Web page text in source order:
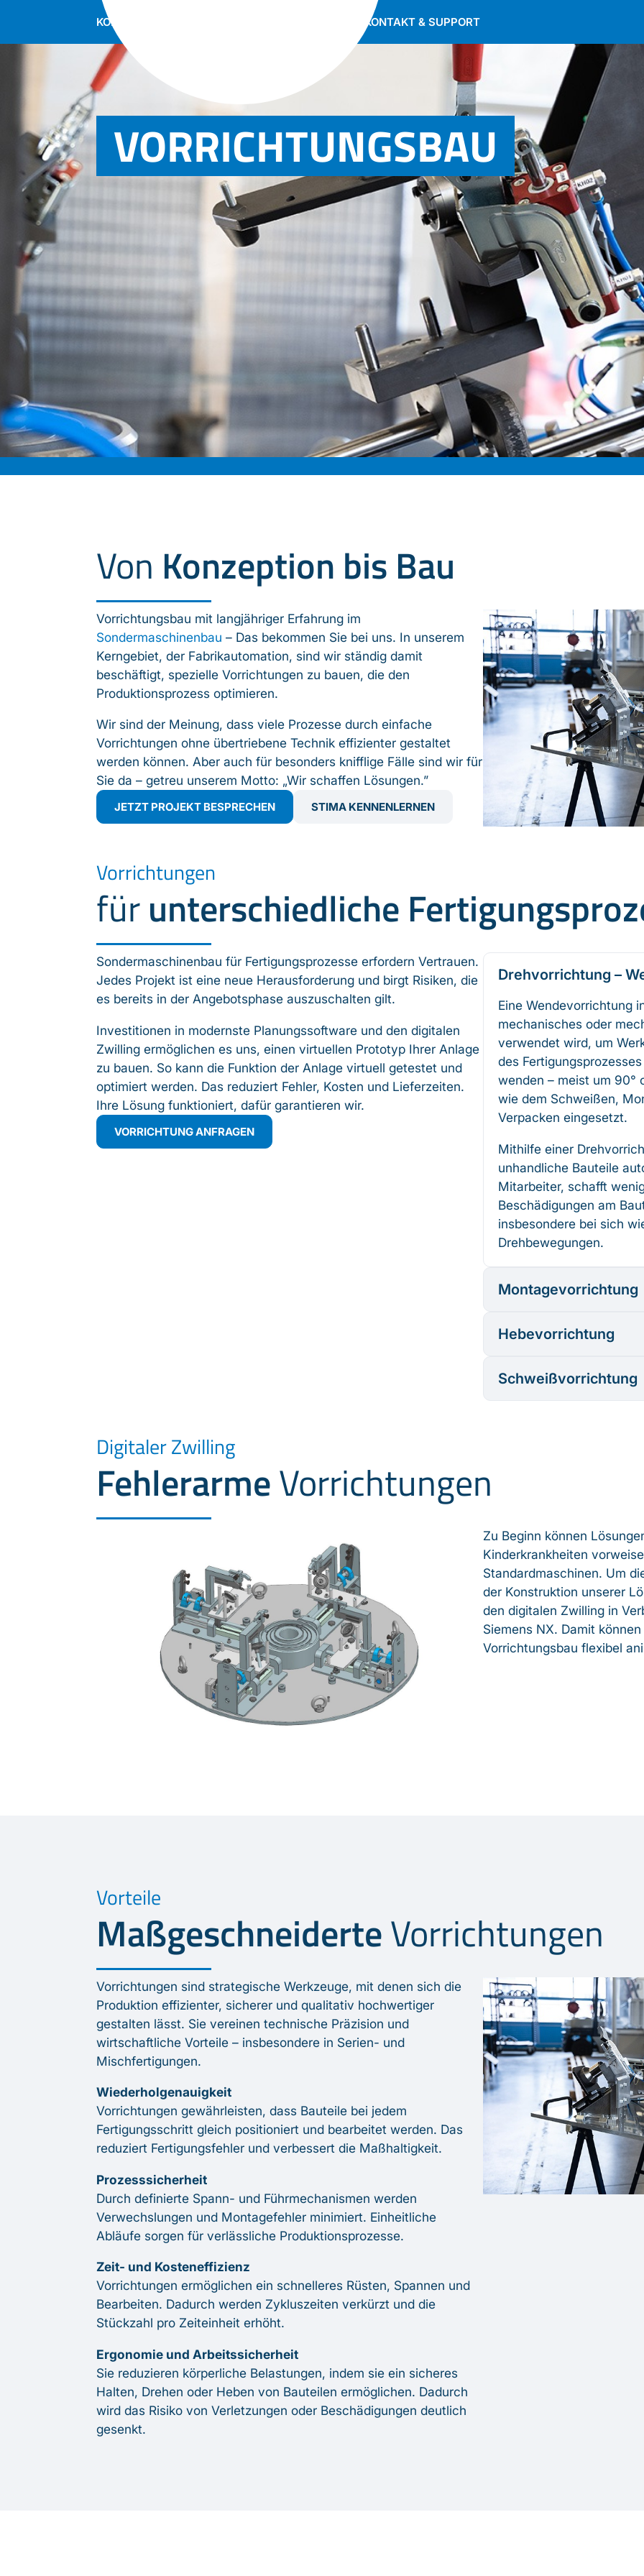
KOMPETENZEN KONTAKT & SUPPORT
VORRICHTUNGSBAU
Von Konzeption bis Bau
Vorrichtungsbau mit langjähriger Erfahrung im
Sondermaschinenbau – Das bekommen Sie bei uns. In unserem
Kerngebiet, der Fabrikautomation, sind wir ständig damit
beschäftigt, spezielle Vorrichtungen zu bauen, die den
Produktionsprozess optimieren.
Wir sind der Meinung, dass viele Prozesse durch einfache
Vorrichtungen ohne übertriebene Technik effizienter gestaltet
werden können. Aber auch für besonders knifflige Fälle sind wir für
Sie da – getreu unserem Motto: „Wir schaffen Lösungen.”
JETZT PROJEKT BESPRECHEN STIMA KENNENLERNEN
Vorrichtungen
fürunterschiedliche
Sondermaschinenbau für Fertigungsprozesse erfordern Vertrauen.
Jedes Projekt ist eine neue Herausforderung und birgt Risiken, die
es bereits in der Angebotsphase auszuschalten gilt.
Investitionen in modernste Planungssoftware und den digitalen
Zwilling ermöglichen es uns, einen virtuellen Prototyp Ihrer Anlage
zu bauen. So kann die Funktion der Anlage virtuell getestet und
optimiert werden. Das reduziert Fehler, Kosten und Lieferzeiten.
Ihre Lösung funktioniert, dafür garantieren wir.
VORRICHTUNG ANFRAGEN
Drehvorrichtung –
Eine Wendevorrichtung
mechanisches oder
verwendet wird, um
des
wenden – meist um 90°
wie dem Schweißen,
Verpacken eingesetzt.
Mithilfe einer
unhandliche Bauteile
Mitarbeiter, schafft
Beschädigungen am
insbesondere bei sich
Drehbewegungen.
Montagevorrichtung
Hebevorrichtung
Schweißvorrichtung
Digitaler Zwilling
FehlerarmeVorrichtungen
Zu Beginn können
Kinderkrankheiten
Standardmaschinen. Um
der Konstruktion unserer
den digitalen Zwilling in
Siemens NX. Damit
Vorrichtungsbau flexibel
Vorteile
MaßgeschneiderteVorrichtungen
Vorrichtungen sind strategische Werkzeuge, mit denen sich die
Produktion effizienter, sicherer und qualitativ hochwertiger
gestalten lässt. Sie vereinen technische Präzision und
wirtschaftliche Vorteile – insbesondere in Serien- und
Mischfertigungen.
Wiederholgenauigkeit
Vorrichtungen gewährleisten, dass Bauteile bei jedem
Fertigungsschritt gleich positioniert und bearbeitet werden. Das
reduziert Fertigungsfehler und verbessert die Maßhaltigkeit.
Prozesssicherheit
Durch definierte Spann- und Führmechanismen werden
Verwechslungen und Montagefehler minimiert. Einheitliche
Abläufe sorgen für verlässliche Produktionsprozesse.
Zeit- und Kosteneffizienz
Vorrichtungen ermöglichen ein schnelleres Rüsten, Spannen und
Bearbeiten. Dadurch werden Zykluszeiten verkürzt und die
Stückzahl pro Zeiteinheit erhöht.
Ergonomie und Arbeitssicherheit
Sie reduzieren körperliche Belastungen, indem sie ein sicheres
Halten, Drehen oder Heben von Bauteilen ermöglichen. Dadurch
wird das Risiko von Verletzungen oder Beschädigungen deutlich
gesenkt.